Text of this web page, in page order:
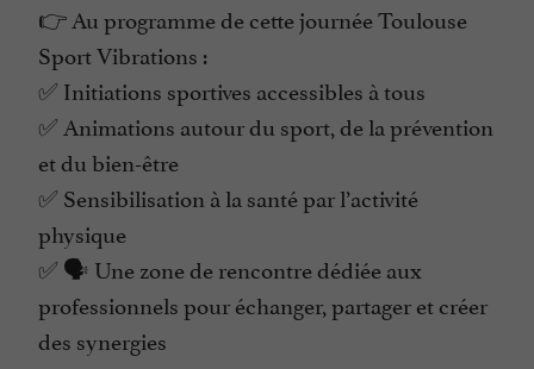
👉 Au programme de cette journée Toulouse
Sport Vibrations :
✅ Initiations sportives accessibles à tous
✅ Animations autour du sport, de la prévention
et du bien-être
✅ Sensibilisation à la santé par l’activité
physique
✅ 🗣️ Une zone de rencontre dédiée aux
professionnels pour échanger, partager et créer
des synergies